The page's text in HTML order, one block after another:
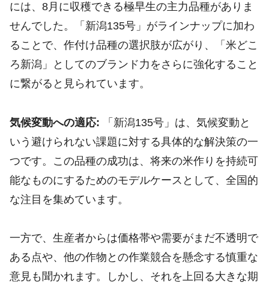
には、8月に収穫できる極早生の主力品種がありま
せんでした。「新潟135号」がラインナップに加わ
ることで、作付け品種の選択肢が広がり、「米どこ
ろ新潟」としてのブランド力をさらに強化すること
に繋がると見られています。
気候変動への適応: 「新潟135号」は、気候変動と
いう避けられない課題に対する具体的な解決策の一
つです。この品種の成功は、将来の米作りを持続可
能なものにするためのモデルケースとして、全国的
な注目を集めています。
一方で、生産者からは価格帯や需要がまだ不透明で
ある点や、他の作物との作業競合を懸念する慎重な
意見も聞かれます。しかし、それを上回る大きな期